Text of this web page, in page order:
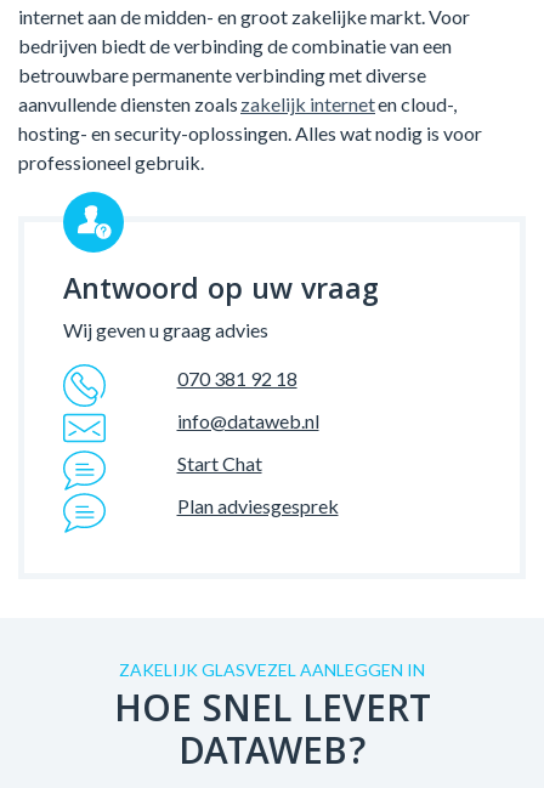
internet aan de midden- en groot zakelijke markt. Voor
bedrijven biedt de verbinding de combinatie van een
betrouwbare permanente verbinding met diverse
aanvullende diensten zoals zakelijk interneten cloud-,
hosting- en security-oplossingen. Alles wat nodig is voor
professioneel gebruik.
Antwoord op uw vraag
Wij geven u graag advies
070 381 92 18
info@dataweb.nl
Start Chat
Plan adviesgesprek
ZAKELIJK GLASVEZEL AANLEGGEN IN
HOE SNEL LEVERT
DATAWEB?